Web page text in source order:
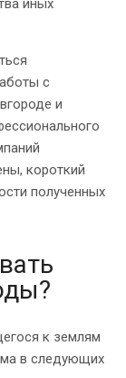
иных
с
и
короткий
полученных
к землям
в следующих